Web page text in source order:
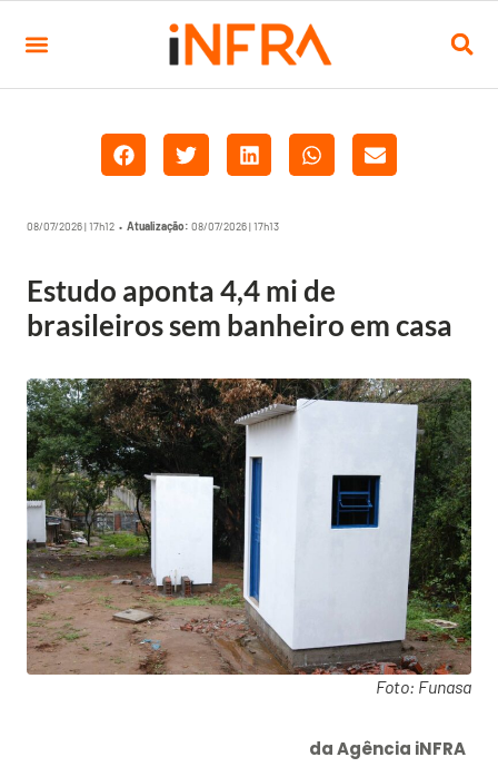
08/07/2026 | 17h12 • Atualização: 08/07/2026 | 17h13
Estudo aponta 4,4 mi de
brasileiros sem banheiro em casa
Foto: Funasa
da Agência iNFRA